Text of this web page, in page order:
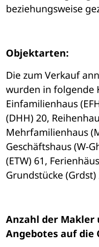
beziehungsweise
Objektarten:
Die zum Verkauf
wurden in folgende
Einfamilienhaus
(DHH) 20,
Mehrfamilienhaus
Geschäftshaus (W-
(ETW) 61,
Grundstücke (Grdst)
Anzahl der Makler
Angebotes auf die